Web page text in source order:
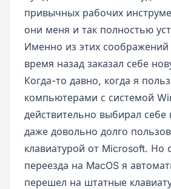
привычных рабочих
они меня и так полностью
Именно из этих соображений
время назад заказал себе
Когда-то давно, когда я
компьютерами с системой
действительно выбирал себе
даже довольно долго
клавиатурой от Microsoft. Но
переезда на MacOS я
перешел на штатные